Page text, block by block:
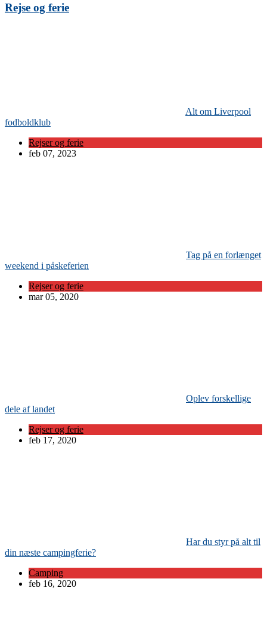
Rejse og ferie
Alt om Liverpool
fodboldklub
Rejser og ferie
feb 07, 2023
Tag på en forlænget
weekend i påskeferien
Rejser og ferie
mar 05, 2020
Oplev forskellige
dele af landet
Rejser og ferie
feb 17, 2020
Har du styr på alt til
din næste campingferie?
Camping
feb 16, 2020